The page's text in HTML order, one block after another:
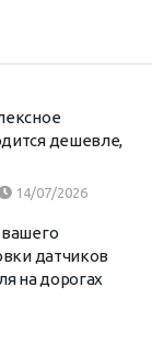
дешевле,
14/07/2026
датчиков
на дорогах